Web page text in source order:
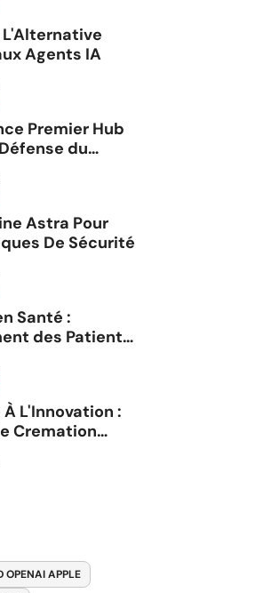
L'Alternative
Agents IA
Premier Hub
du
Astra Pour
De Sécurité
Santé :
des Patients
À L'Innovation :
Cremation
OPENAI APPLE